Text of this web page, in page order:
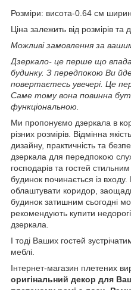
Розміри: висота-0.64 см
Ціна залежить від розмірів та
Можливі замовлення за
Дзеркало- це перше що
будинку. З передпокою Ви
повертаєтесь увечері. Це
Саме тому вона повинна
функціональною.
Ми пропонуємо дзеркала в
різних розмірів. Відмінна
дизайну, практичність та
дзеркала для передпокою
господарів та гостей
будинок починається із
облаштувати коридор,
будинок затишним сьогодні
рекомендують купити
дзеркала.
І тоді Ваших гостей
меблі.
Інтернет-магазин плетених
оригінальний декор для